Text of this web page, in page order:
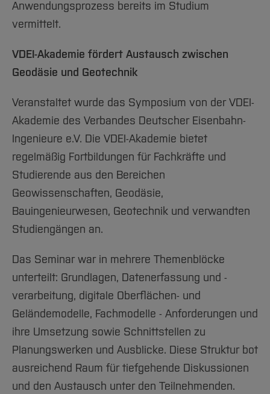
Anwendungsprozess bereits im Studium
vermittelt.
VDEI-Akademie fördert Austausch zwischen
Geodäsie und Geotechnik
Veranstaltet wurde das Symposium von der VDEI-
Akademie des Verbandes Deutscher Eisenbahn-
Ingenieure e.V. Die VDEI-Akademie bietet
regelmäßig Fortbildungen für Fachkräfte und
Studierende aus den Bereichen
Geowissenschaften, Geodäsie,
Bauingenieurwesen, Geotechnik und verwandten
Studiengängen an.
Das Seminar war in mehrere Themenblöcke
unterteilt: Grundlagen, Datenerfassung und -
verarbeitung, digitale Oberflächen- und
Geländemodelle, Fachmodelle - Anforderungen und
ihre Umsetzung sowie Schnittstellen zu
Planungswerken und Ausblicke. Diese Struktur bot
ausreichend Raum für tiefgehende Diskussionen
und den Austausch unter den Teilnehmenden.